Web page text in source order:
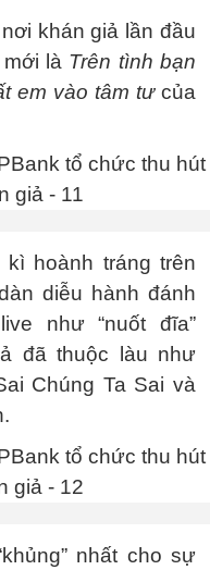
khán giả lần đầu
là Trên tình bạn
em vào tâm tưcủa
hoành tráng trên
diễu hành đánh
như “nuốt đĩa”
đã thuộc làu như
Chúng Ta Sai và
nhất cho sự